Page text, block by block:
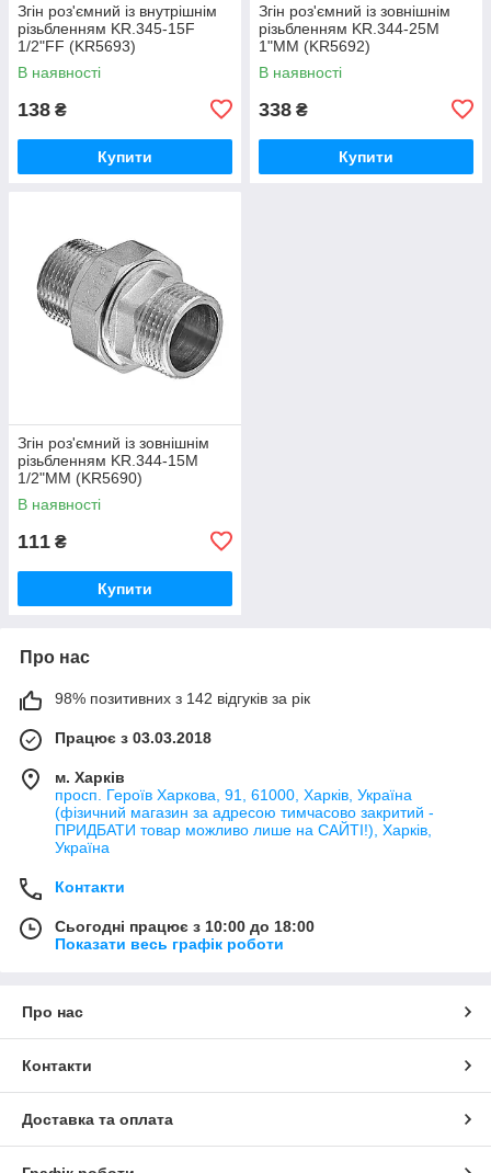
Згін роз'ємний із внутрішнім
різьбленням KR.345-15F
1/2"FF (KR5693)
В наявності
138 ₴
Купити
Згін роз'ємний із зовнішнім
різьбленням KR.344-25M
1"MM (KR5692)
В наявності
338 ₴
Купити
Згін роз'ємний із зовнішнім
різьбленням KR.344-15M
1/2"MM (KR5690)
В наявності
111 ₴
Купити
Про нас
98% позитивних з 142 відгуків за рік
Працює з 03.03.2018
м. Харків
просп. Героїв Харкова, 91, 61000, Харків, Україна
(фізичний магазин за адресою тимчасово закритий -
ПРИДБАТИ товар можливо лише на САЙТІ!), Харків,
Україна
Контакти
Сьогодні працює з 10:00 до 18:00
Показати весь графік роботи
Про нас
Контакти
Доставка та оплата